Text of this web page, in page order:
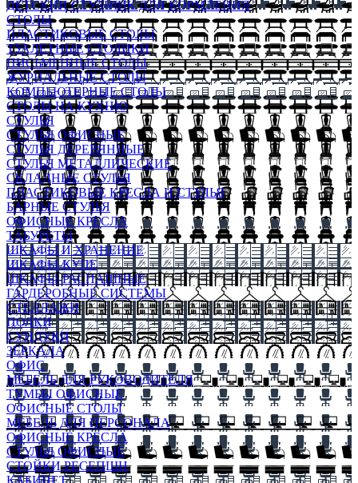
ДЕТСКИЙ СТУЛЬЧИК ДЛЯ КОРМЛЕНИЯ
СТОЛЫ
ПЛАСТИКОВЫЕ СТОЛЫ
ТУАЛЕТНЫЕ СТОЛИКИ
ПИСЬМЕННЫЕ СТОЛЫ
ЖУРНАЛЬНЫЕ СТОЛЫ
КОМПЬЮТЕРНЫЕ СТОЛЫ
СТОЛЫ НА КУХНЮ
СТУЛЬЯ
СТУЛЬЯ ОФИСНЫЕ
СТУЛЬЯ ДЕРЕВЯННЫЕ
СТУЛЬЯ МЕТАЛЛИЧЕСКИЕ
СКЛАДНЫЕ СТУЛЬЯ
ПЛАСТИКОВЫЕ КРЕСЛА И СТУЛЬЯ
БАРНЫЕ СТУЛЬЯ
ОФИСНЫЕ КРЕСЛА
ТАБУРЕТЫ
ШКАФЫ И ХРАНЕНИЕ
ШКАФЫ-КУПЕ
ШКАФЫ-РАСПАШНЫЕ
ГАРДЕРОБНЫЕ СИСТЕМЫ
СТЕЛЛАЖИ
ПОЛКИ
СУНДУКИ
ЗЕРКАЛА
ОФИС
МЕБЕЛЬ ДЛЯ РУКОВОДИТЕЛЯ
ТУМБЫ ОФИСНЫЕ
ОФИСНЫЕ СТОЛЫ
МЕБЕЛЬ ДЛЯ ПЕРСОНАЛА
ОФИСНЫЕ КРЕСЛА
СТУЛЬЯ ОФИСНЫЕ
СТОЙКИ РЕСЕПШН